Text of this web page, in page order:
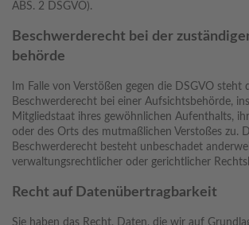
ABS. 2 DSGVO).
Beschwerde­recht bei der
behörde
Im Falle von Verstößen gegen die DSGVO steht
Beschwerderecht bei einer Aufsichtsbehörde,
Mitgliedstaat ihres gewöhnlichen Aufenthalts,
oder des Orts des mutmaßlichen Verstoßes zu.
Beschwerderecht besteht unbeschadet
verwaltungsrechtlicher oder gerichtlicher
Recht auf Daten­übertrag­barkeit